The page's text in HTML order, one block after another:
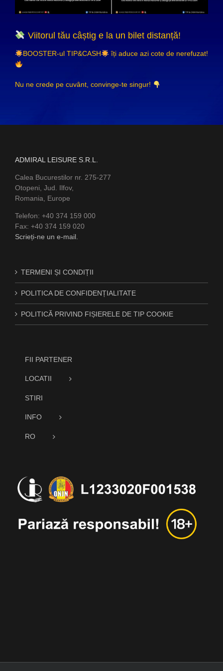
Viitorul tău câștig e la un bilet distanță!
BOOSTER-ul TIP&CASH îți aduce azi cote de nerefuzat!
Nu ne crede pe cuvânt, convinge-te singur!
ADMIRAL LEISURE S.R.L.
Calea Bucurestilor nr. 275-277
Otopeni, Jud. Ilfov,
Romania, Europe
Telefon: +40 374 159 000
Fax: +40 374 159 020
Scrieți-ne un e-mail.
TERMENI ȘI CONDIȚII
POLITICA DE CONFIDENȚIALITATE
POLITICĂ PRIVIND FIȘIERELE DE TIP COOKIE
FII PARTENER
LOCATII
STIRI
INFO
RO